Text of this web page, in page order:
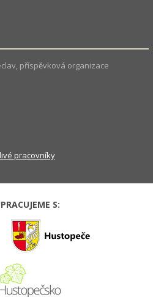
příspěvková organizace
pracovníky
S: